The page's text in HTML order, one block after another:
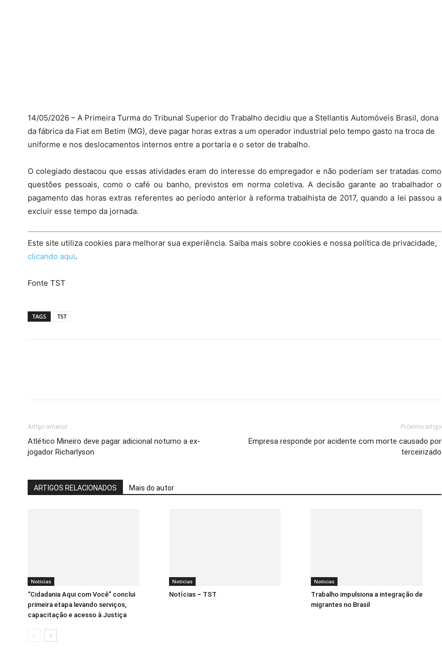
14/05/2026 – A Primeira Turma do Tribunal Superior do Trabalho decidiu que a Stellantis Automóveis Brasil, dona
da fábrica da Fiat em Betim (MG), deve pagar horas extras a um operador industrial pelo tempo gasto na troca de
uniforme e nos deslocamentos internos entre a portaria e o setor de trabalho.
O colegiado destacou que essas atividades eram do interesse do empregador e não poderiam ser tratadas como
questões pessoais, como o café ou banho, previstos em norma coletiva. A decisão garante ao trabalhador o
pagamento das horas extras referentes ao período anterior à reforma trabalhista de 2017, quando a lei passou a
excluir esse tempo da jornada.
Este site utiliza cookies para melhorar sua experiência. Saiba mais sobre cookies e nossa política de privacidade,
clicando aqui.
Fonte TST
TAGS TST
Artigo anterior
Atlético Mineiro deve pagar adicional noturno a ex-
jogador Richarlyson
Próximo artigo
Empresa responde por acidente com morte causado por
terceirizado
ARTIGOS RELACIONADOS Mais do autor
Noticias
“Cidadania Aqui com Você” conclui
primeira etapa levando serviços,
capacitação e acesso à Justiça
Noticias
Notícias – TST
Noticias
Trabalho impulsiona a integração de
migrantes no Brasil